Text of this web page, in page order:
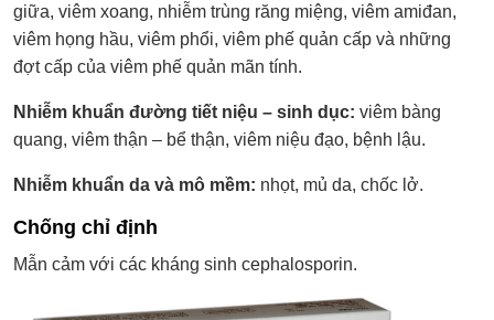
giữa, viêm xoang, nhiễm trùng răng miệng, viêm amiđan,
viêm họng hầu, viêm phổi, viêm phế quản cấp và những
đợt cấp của viêm phế quản mãn tính.
Nhiễm khuẩn đường tiết niệu – sinh dục: viêm bàng
quang, viêm thận – bể thận, viêm niệu đạo, bệnh lậu.
Nhiễm khuẩn da và mô mềm: nhọt, mủ da, chốc lở.
Chống chỉ định
Mẫn cảm với các kháng sinh cephalosporin.